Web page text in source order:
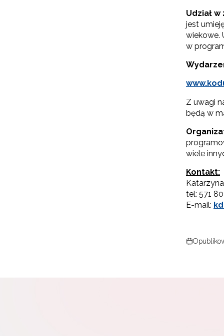
Udział
jest
wiekowe.
w
Z uwagi
będą w
wiele
Kontakt:
tel: 571
E-mail: